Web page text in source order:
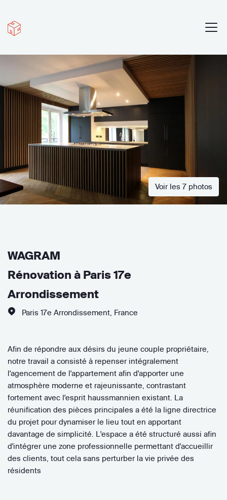
Voir les 7 photos
WAGRAM
Rénovation à Paris 17e
Arrondissement
Paris 17e Arrondissement France
Afin de répondre aux désirs du jeune couple propriétaire,
notre travail a consisté à repenser intégralement
l'agencement de l'appartement afin d'apporter une
atmosphère moderne et rajeunissante, contrastant
fortement avec l'esprit haussmannien existant. La
réunification des pièces principales a été la ligne directrice
du projet pour dynamiser le lieu tout en apportant
davantage de simplicité. L'espace a été structuré aussi afin
d'intégrer une zone professionnelle permettant d'accueillir
des clients, tout cela sans perturber la vie privée des
résidents